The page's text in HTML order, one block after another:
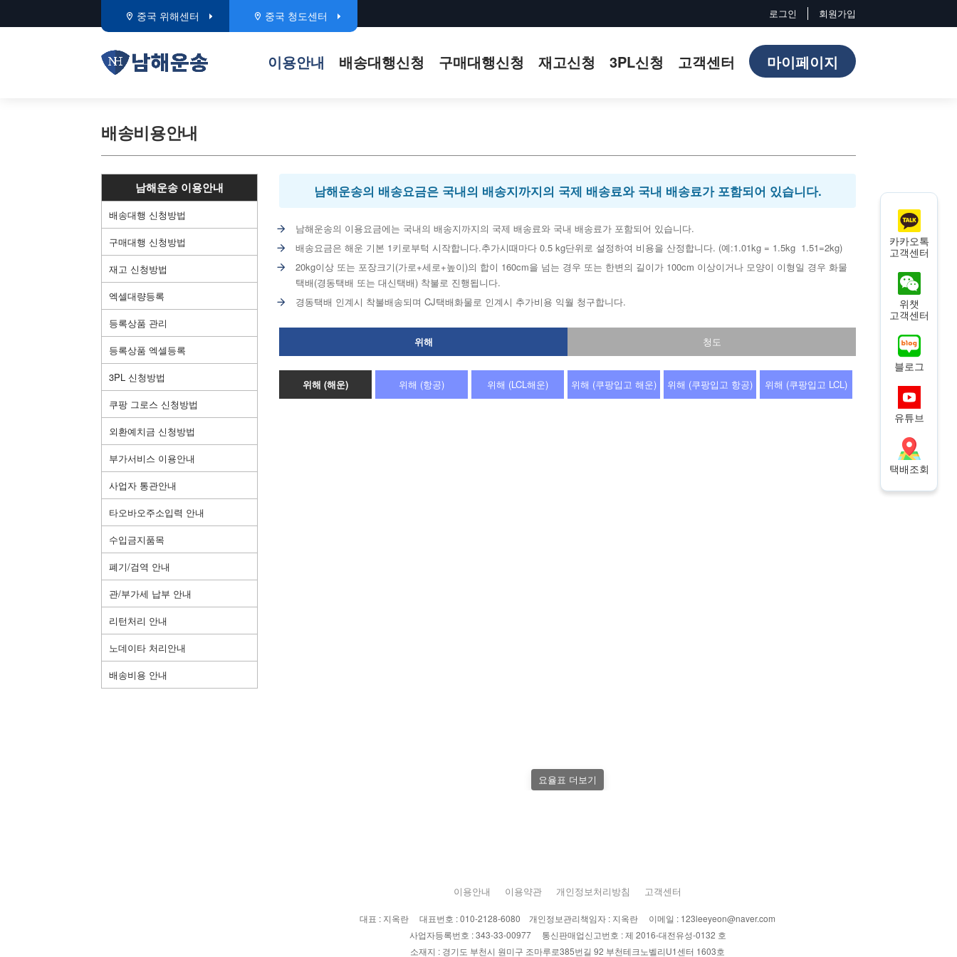
고시환율 209.60 구매대행 적용환율 216.84
중국 위해센터 중국 청도센터 로그인 회원가입
이용안내 배송대행신청 구매대행신청 재고신청 3PL신청 고객센터 마이페이지
남해운송 이용안내
배송대행 신청방법
구매대행 신청방법
재고 신청방법
엑셀대량등록
등록상품 관리
등록상품 엑셀등록
3PL 신청방법
쿠팡 그로스 신청방법
외환예치금 신청방법
부가서비스 이용안내
사업자 통관안내
타오바오주소입력 안내
수입금지품목
폐기/검역 안내
관/부가세 납부 안내
리턴처리 안내
노데이타 처리안내
배송비용 안내
배송비용안내
남해운송의 배송요금은 국내의 배송지까지의 국제 배송료와 국내 배송료가 포함되어 있습니다.
남해운송의 이용요금에는 국내의 배송지까지의 국제 배송료와 국내 배송료가 포함되어 있습니다.
배송요금은 해운 기본 1키로부턱 시작합니다.추가시때마다 0.5 kg단위로 설정하여 비용을 산정합니다. (예:1.01kg = 1.5kg 1.51=2kg)
20kg이상 또는 포장크기(가로+세로+높이)의 합이 160cm을 넘는 경우 또는 한변의 길이가 100cm 이상이거나 모양이 이형일 경우 화물
택배(경동택배 또는 대신택배) 착불로 진행됩니다.
경동택배 인계시 착불배송되며 CJ택배화물로 인계시 추가비용 익월 청구합니다.
위해 청도
위해 (해운) 위해 (항공) 위해 (LCL해운) 위해 (쿠팡입고 해운) 위해 (쿠팡입고 항공) 위해 (쿠팡입고 LCL)
요율표 더보기
이용안내 이용약관 개인정보처리방침 고객센터
대표 : 지옥란 대표번호 : 010-2128-6080 개인정보관리책임자 : 지옥란 이메일 : 123leeyeon@naver.com
사업자등록번호 : 343-33-00977 통신판매업신고번호 : 제 2016-대전유성-0132 호
소재지 : 경기도 부천시 원미구 조마루로385번길 92 부천테크노벨리U1센터 1603호
카카오톡
고객센터
위챗
고객센터
블로그
유튜브
택배조회